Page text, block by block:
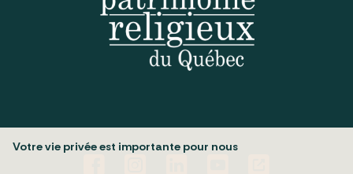
Votre vie privée est importante pour nous